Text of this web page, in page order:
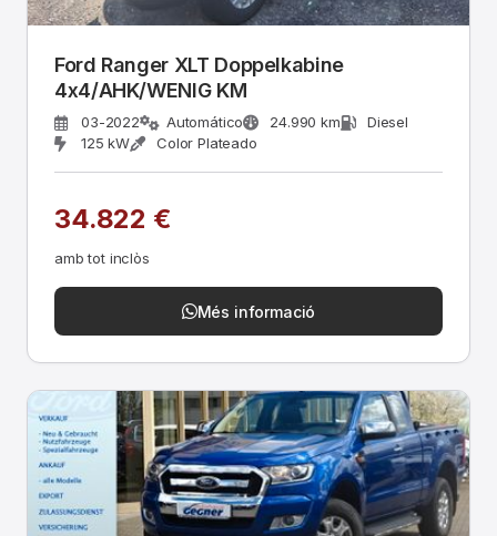
Ford Ranger XLT Doppelkabine
4x4/AHK/WENIG KM
03-2022 Automático 24.990 km
Diesel
125 kW
Color Plateado
34.822 €
amb tot inclòs
Més informació